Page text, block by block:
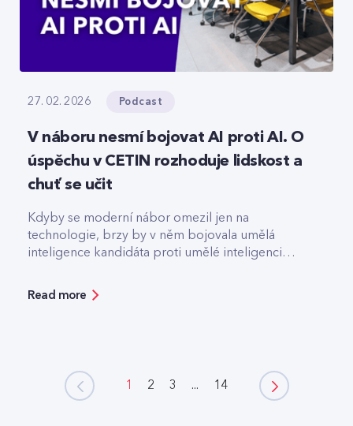
27. 02. 2026 Podcast
V náboru nesmí bojovat AI proti AI. O
úspěchu v CETIN rozhoduje lidskost a
chuť se učit
Kdyby se moderní nábor omezil jen na
technologie, brzy by v něm bojovala umělá
inteligence kandidáta proti umělé inteligenci
Read more
1 2 3 ... 14